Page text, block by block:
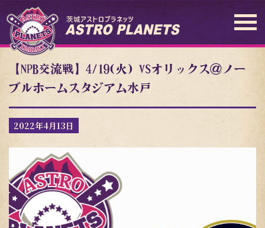
【NPB交流戦】4/19(火) VSオリックス＠ノー
ブルホームスタジアム水戸
2022年4月13日